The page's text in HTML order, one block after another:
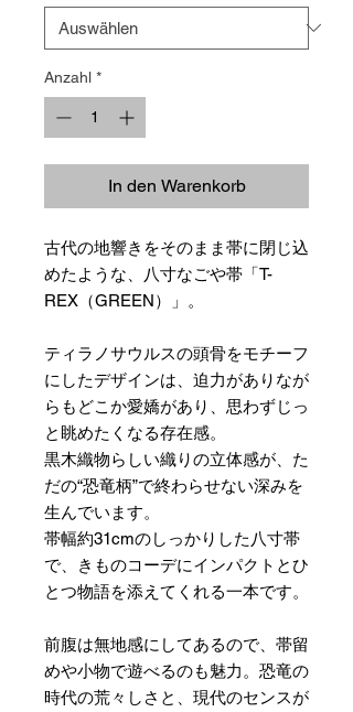
Anzahl *
In den Warenkorb
古代の地響きをそのまま帯に閉じ込
めたような、八寸なごや帯「T-
REX（GREEN）」。
ティラノサウルスの頭骨をモチーフ
にしたデザインは、迫力がありなが
らもどこか愛嬌があり、思わずじっ
と眺めたくなる存在感。
黒木織物らしい織りの立体感が、た
だの“恐竜柄”で終わらせない深みを
生んでいます。
帯幅約31cmのしっかりした八寸帯
で、きものコーデにインパクトとひ
とつ物語を添えてくれる一本です。
前腹は無地感にしてあるので、帯留
めや小物で遊べるのも魅力。恐竜の
時代の荒々しさと、現代のセンスが